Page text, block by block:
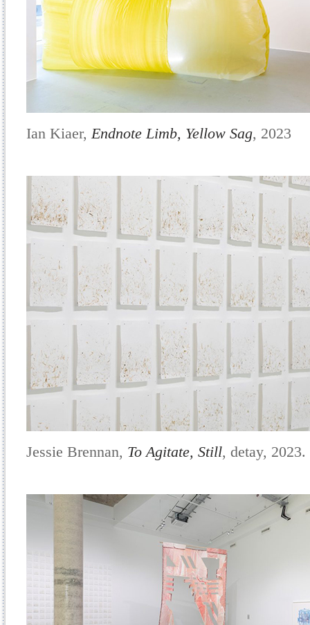
Ian Kiaer,Endnote Limb, Yellow Sag, 2023
Jessie Brennan, To Agitate, Still, detay, 2023.